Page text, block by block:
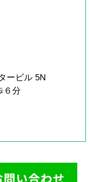
ービル 5N
６分